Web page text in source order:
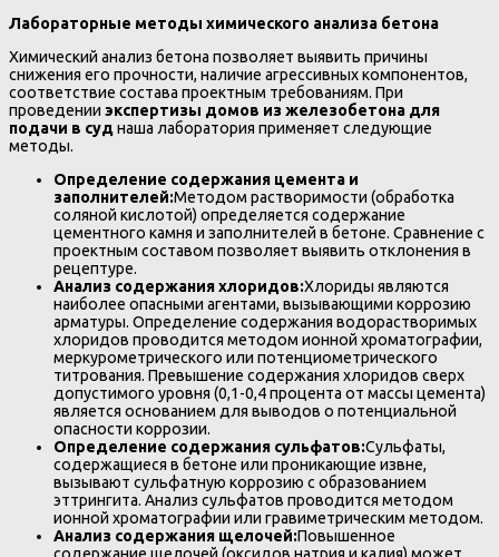
Лабораторные методы химического анализа бетона
Химический анализ бетона позволяет выявить причины
снижения его прочности, наличие агрессивных компонентов,
соответствие состава проектным требованиям. При
проведении экспертизы домов из железобетона для
подачи в суднаша лаборатория применяет следующие
методы.
Определение содержания цемента и
заполнителей:Методом растворимости (обработка
соляной кислотой) определяется содержание
цементного камня и заполнителей в бетоне. Сравнение с
проектным составом позволяет выявить отклонения в
рецептуре.
Анализ содержания хлоридов:Хлориды являются
наиболее опасными агентами, вызывающими коррозию
арматуры. Определение содержания водорастворимых
хлоридов проводится методом ионной хроматографии,
меркурометрического или потенциометрического
титрования. Превышение содержания хлоридов сверх
допустимого уровня (0,1-0,4 процента от массы цемента)
является основанием для выводов о потенциальной
опасности коррозии.
Определение содержания сульфатов:Сульфаты,
содержащиеся в бетоне или проникающие извне,
вызывают сульфатную коррозию с образованием
эттрингита. Анализ сульфатов проводится методом
ионной хроматографии или гравиметрическим методом.
Анализ содержания щелочей:Повышенное